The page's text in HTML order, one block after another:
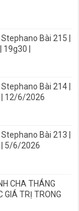
Bài 215 |
|
Bài 214 |
| 12/6/2026
Bài 213 |
| 5/6/2026
CHA THÁNG
GIÁ TRỊ TRONG